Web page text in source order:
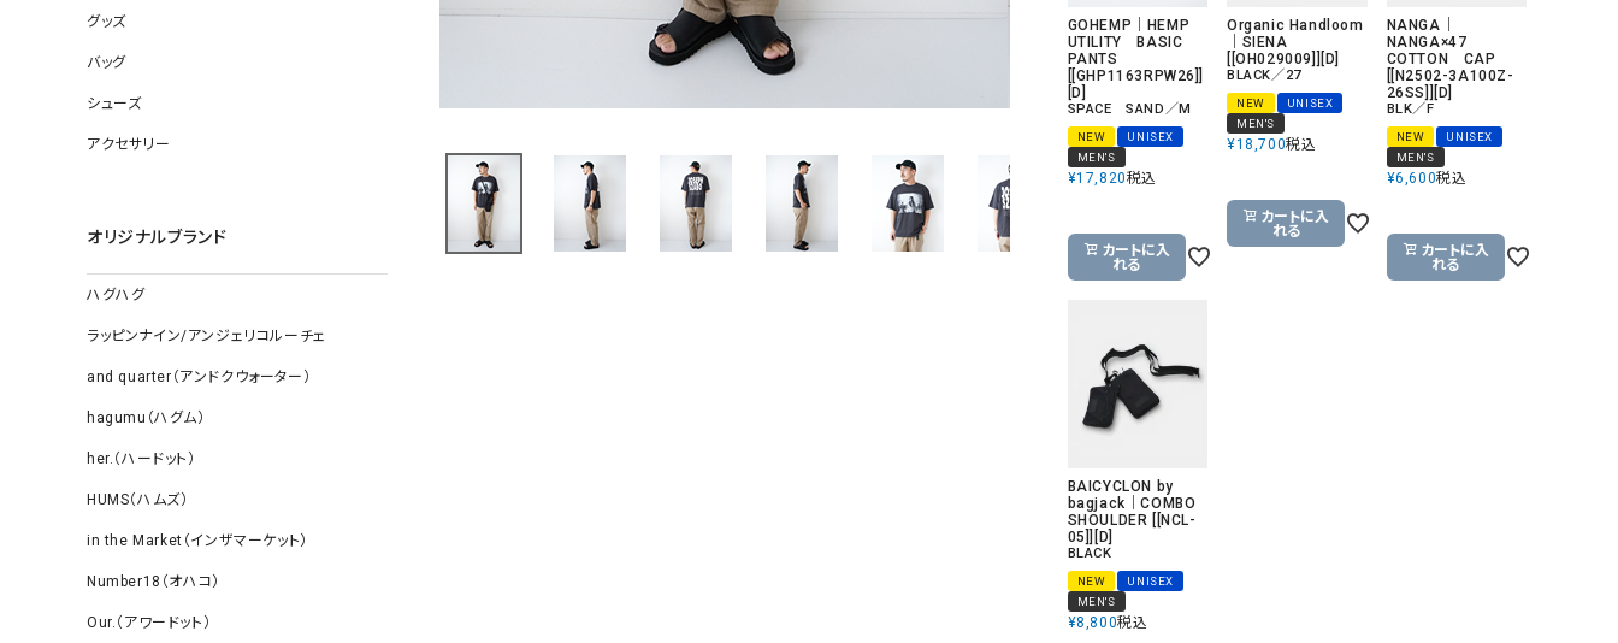
Ampersand（アンパサンド）
Antiquite's（アンティークス）
NATURAL LAUNDRY（ナチ
リー）
Audition（オーディション）
ツ）
blue willow（ブルーウィロー） Osmosis（オズモシス）
blue willow（ブルーウィロー）
CUBE SUGAR（キューブシュガー） PUMA（プーマ）
Champion（チャンピオン）
DENIM DUNGAREE（デニムダンガリー）
EVOL（イーボル）
FLAVOR TEE（フレーバーティー）
グッズ
バッグ
シューズ
アクセサリー
オリジナルブランド
ハグハグ
ラッピンナイン/アンジェリコルーチェ
and quarter（アンドクウォーター）
hagumu（ハグム）
her.（ハードット）
HUMS（ハムズ）
in the Market（インザマーケット）
Number18（オハコ）
Our.（アワードット）
GOHEMP｜HEMP
UTILITY BASIC
PANTS
[[GHP1163RPW26]]
[D]
SPACE SAND／M
NEW
UNISEX
MEN'S
¥17,820税込
カートに入
れる
Organic Handloom
｜SIENA
[[OH029009]][D]
BLACK／27
NEW
UNISEX
MEN'S
¥18,700税込
カートに入
れる
NANGA｜
NANGA×47
COTTON CAP
[[N2502-3A100Z-
26SS]][D]
BLK／F
NEW
UNISEX
MEN'S
¥6,600税込
カートに入
れる
BAICYCLON by
bagjack｜COMBO
SHOULDER [[NCL-
05]][D]
BLACK
NEW
UNISEX
MEN'S
¥8,800税込